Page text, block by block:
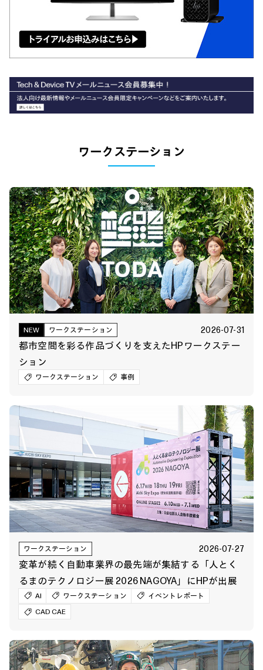
ワークステーション
NEW ワークステーション 2026-07-31
都市空間を彩る作品づくりを支えたHPワークステー
ション
ワークステーション 事例
ワークステーション 2026-07-27
変革が続く自動車業界の最先端が集結する「人とく
るまのテクノロジー展 2026 NAGOYA」にHPが出展
AI ワークステーション
イベントレポート
CAD CAE